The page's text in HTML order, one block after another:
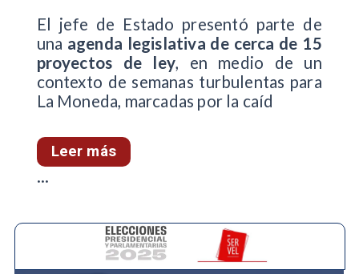
El jefe de Estado presentó parte de
una agenda legislativa de cerca de 15
proyectos de ley, en medio de un
contexto de semanas turbulentas para
La Moneda, marcadas por la caíd
Leer más
...